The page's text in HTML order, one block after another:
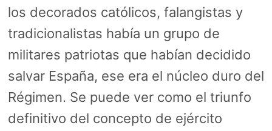
los decorados católicos, falangistas y
tradicionalistas había un grupo de
militares patriotas que habían decidido
salvar España, ese era el núcleo duro del
Régimen. Se puede ver como el triunfo
definitivo del concepto de ejército